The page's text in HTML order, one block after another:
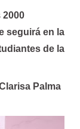
2000
seguirá en la
de la
Palma